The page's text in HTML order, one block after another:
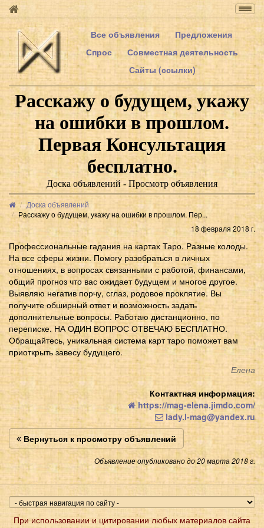
Все объявления
Предложения
Спрос
Совместная деятельность
Сайты (ссылки)
Расскажу о будущем, укажу
на ошибки в прошлом.
Первая Консультация
бесплатно.
Доска объявлений - Просмотр объявления
Доска объявлений
Расскажу о будущем, укажу на ошибки в прошлом. Пер...
18 февраля 2018 г.
Профессиональные гадания на картах Таро. Разные колоды.
На все сферы жизни. Помогу разобраться в личных
отношениях, в вопросах связанными с работой, финансами,
общий прогноз что вас ожидает будущем и многое другое.
Выявляю негатив порчу, сглаз, родовое проклятие. Вы
получите обширный ответ и возможность задать
дополнительные вопросы. Работаю дистанционно, по
переписке. НА ОДИН ВОПРОС ОТВЕЧАЮ БЕСПЛАТНО.
Обращайтесь, уникальная система карт таро поможет вам
приоткрыть завесу будущего.
Елена
Контактная информация:
https://mag-elena.jimdo.com/
lady.l-mag@yandex.ru
Вернуться к просмотру объявлений
Объявление опубликовано до 20 марта 2018 г.
При использовании и цитировании любых материалов сайта